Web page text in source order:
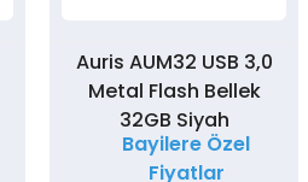
Auris AUM32 USB 3,0
Metal Flash Bellek
32GB Siyah
Bayilere Özel
Fiyatlar